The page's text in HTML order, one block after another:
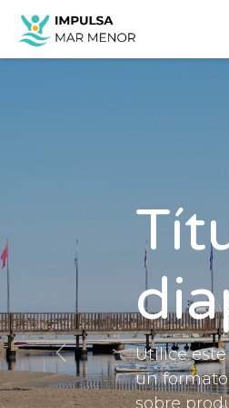
Przejdź do zawartości
Utilice
un
sobre
Anterior